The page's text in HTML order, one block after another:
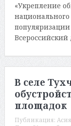
«Укрепление
популяризации
Всероссийский
В селе
площадок
Публикация: